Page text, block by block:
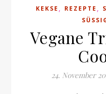
KEKSE , REZEPTE ,
Vegane
24. November